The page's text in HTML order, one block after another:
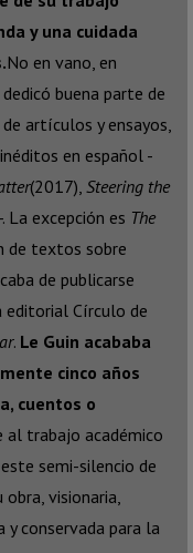
y una cuidada
No en vano, en
buena parte de
artículos y ensayos,
en español -
(2017), Steering the
La excepción es The
de textos sobre
de publicarse
editorial Círculo de
. Le Guin acababa
cinco años
cuentos o
al trabajo académico
semi-silencio de
visionaria,
y conservada para la